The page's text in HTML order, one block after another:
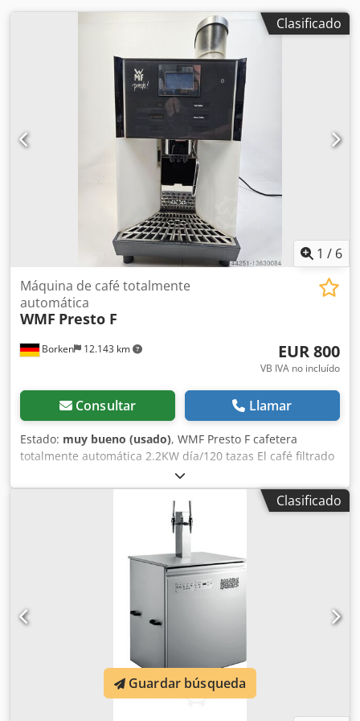
Clasificado
1 / 6
Borken 12.143 km
Máquina de café totalmente
automática
WMF Presto F
EUR 800
VB IVA no incluído
Consultar Llamar
Estado: muy bueno (usado), WMF Presto F cafetera
totalmente automática 2.2KW día/120 tazas El café filtrado
es esencial para el desayuno, y también tiene muchos
adeptos en el día a día de los negocios. Por ello, la WMF
Presto F es el aparato ideal para los negocios que
ocasionalmente necesitan una gran cantidad o una taza de
del menú con sólo tocar con un dedo la pantalla. Todos los
pasos se muestran paso a paso en la pantalla. Ingeniosa
disposición del teclado Sencilla rotulación del teclado, que
puede cambiar usted mismo. Boquilla de altura regulable
Se pueden llenar recipientes de 70-190 mm de altura.
nominal: 2,0 - 2,2 kW Producción diaria de café: 120 tazas
Producción de agua caliente / hora: 10 litros Capacidad del
recipiente de café en grano Recipiente de chocolate aprox.
Clasificado
Guardar búsqueda